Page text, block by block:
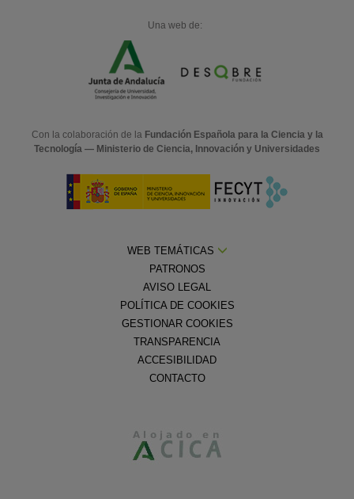
Una web de:
Con la colaboración de la Fundación Española para la Ciencia y la
Tecnología — Ministerio de Ciencia, Innovación y Universidades
WEB TEMÁTICAS
PATRONOS
AVISO LEGAL
POLÍTICA DE COOKIES
GESTIONAR COOKIES
TRANSPARENCIA
ACCESIBILIDAD
CONTACTO